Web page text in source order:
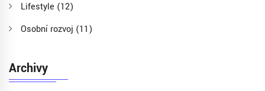
Lifestyle (12)
Osobní rozvoj (11)
Archivy